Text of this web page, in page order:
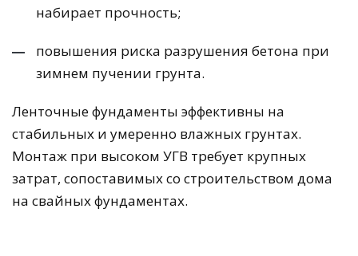
набирает прочность;
повышения риска разрушения бетона при
зимнем пучении грунта.
Ленточные фундаменты эффективны на
стабильных и умеренно влажных грунтах.
Монтаж при высоком УГВ требует крупных
затрат, сопоставимых со строительством дома
на свайных фундаментах.